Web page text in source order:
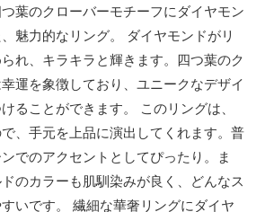
葉のクローバーモチーフにダイヤモン
魅力的なリング。 ダイヤモンドがリ
れ、キラキラと輝きます。四つ葉のク
運を象徴しており、ユニークなデザイ
ることができます。 このリングは、
、手元を上品に演出してくれます。普
でのアクセントとしてぴったり。ま
のカラーも肌馴染みが良く、どんなス
いです。 繊細な華奢リングにダイヤ